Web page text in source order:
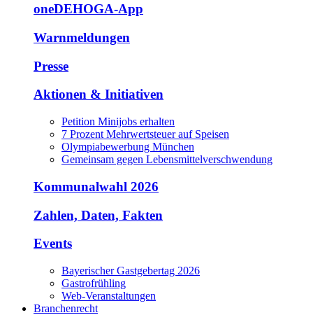
oneDEHOGA-App
Warnmeldungen
Presse
Aktionen & Initiativen
Petition Minijobs erhalten
7 Prozent Mehrwertsteuer auf Speisen
Olympiabewerbung München
Gemeinsam gegen Lebensmittelverschwendung
Kommunalwahl 2026
Zahlen, Daten, Fakten
Events
Bayerischer Gastgebertag 2026
Gastrofrühling
Web-Veranstaltungen
Branchenrecht